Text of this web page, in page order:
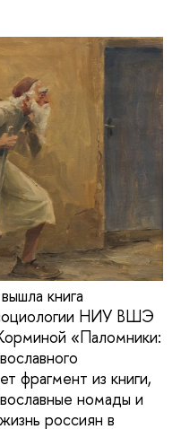
книга
НИУ ВШЭ
«Паломники:
фрагмент из книги,
номады и
россиян в